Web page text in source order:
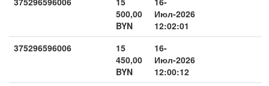
500,00
BYN
Июл-2026
12:02:01
375296596006
15
450,00
BYN
16-
Июл-2026
12:00:12